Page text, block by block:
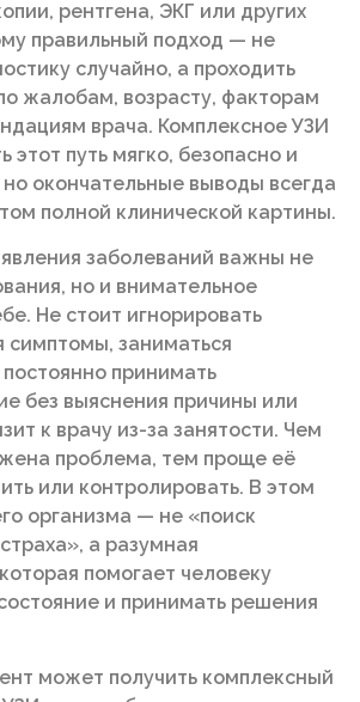
рентгена, ЭКГ или других
правильный подход — не
случайно, а проходить
жалобам, возрасту, факторам
врача. Комплексное УЗИ
этот путь мягко, безопасно и
окончательные выводы всегда
полной клинической картины.
заболеваний важны не
но и внимательное
Не стоит игнорировать
симптомы, заниматься
принимать
без выяснения причины или
к врачу из-за занятости. Чем
проблема, тем проще её
или контролировать. В этом
организма — не «поиск
а разумная
помогает человеку
и принимать решения
может получить комплексный